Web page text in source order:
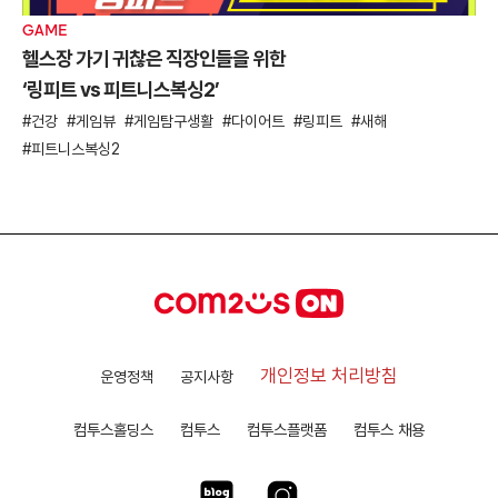
GAME
헬스장 가기 귀찮은 직장인들을 위한
‘링피트 vs 피트니스복싱2’
건강 게임뷰 게임탐구생활 다이어트 링피트
새해
피트니스복싱2
운영정책 공지사항 개인정보 처리방침
컴투스홀딩스 컴투스 컴투스플랫폼 컴투스 채용